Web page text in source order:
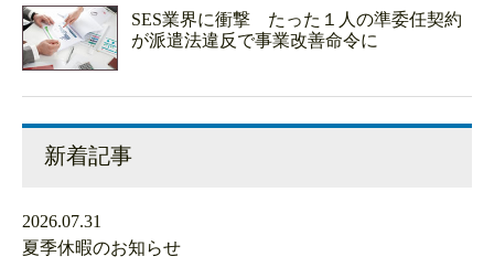
SES業界に衝撃 たった１人の準委任契約
が派遣法違反で事業改善命令に
新着記事
2026.07.31
夏季休暇のお知らせ